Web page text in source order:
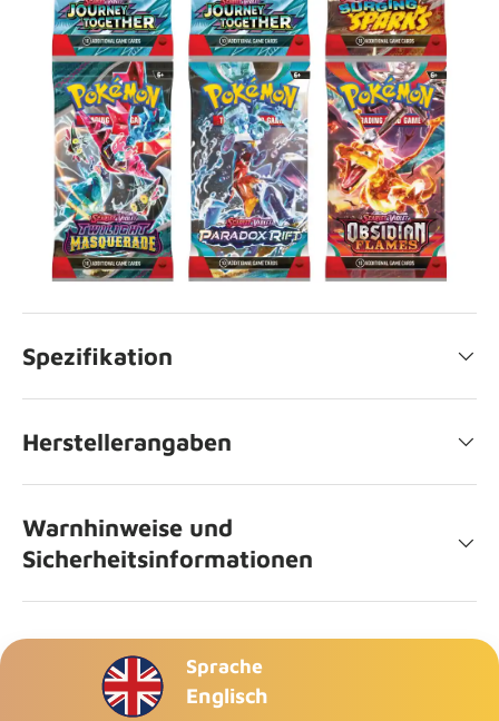
Spezifikation
Herstellerangaben
Warnhinweise und
Sicherheitsinformationen
Sprache
Englisch